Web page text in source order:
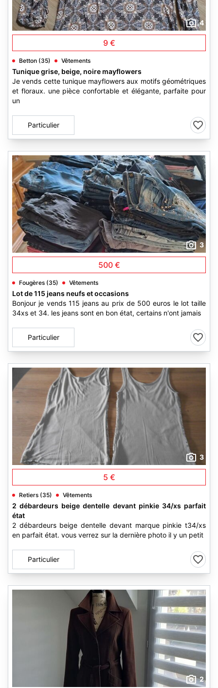
4
9 €
Betton (35) Vêtements
Tunique grise, beige, noire mayflowers
Je vends cette tunique mayflowers aux motifs géométriques
et floraux. une pièce confortable et élégante, parfaite pour
un
Particulier
3
500 €
Fougères (35) Vêtements
Lot de 115 jeans neufs et occasions
Bonjour je vends 115 jeans au prix de 500 euros le lot taille
34xs et 34. les jeans sont en bon état, certains n'ont jamais
Particulier
3
5 €
Retiers (35) Vêtements
2 débardeurs beige dentelle devant pinkie 34/xs parfait
état
2 débardeurs beige dentelle devant marque pinkie t34/xs
en parfait état. vous verrez sur la dernière photo il y un petit
Particulier
2